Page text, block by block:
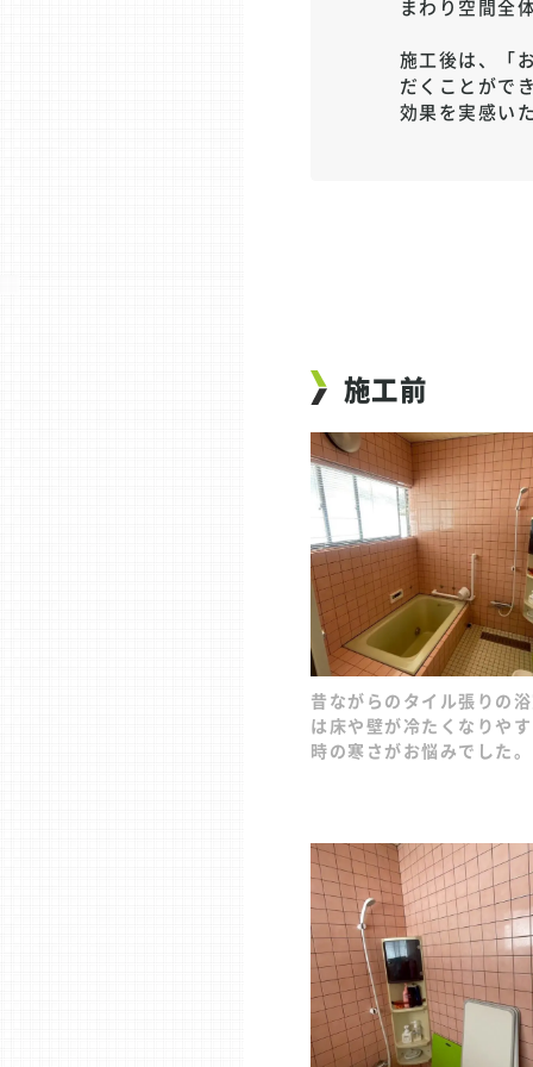
まわり空間全
施工後は、「
だくことがで
効果を実感い
施工前
昔ながらのタイル張りの
は床や壁が冷たくなりや
時の寒さがお悩みでした。